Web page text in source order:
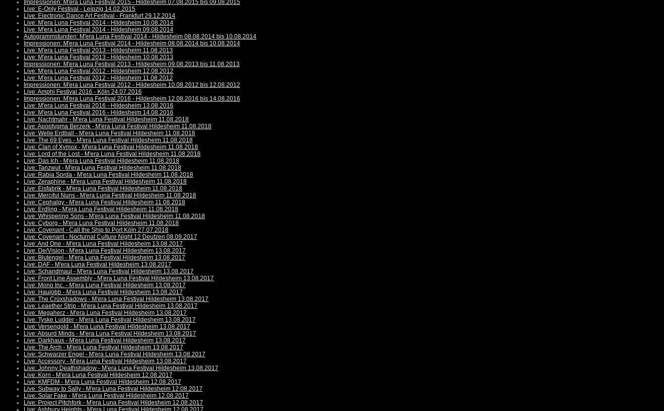
Impressionen: M'era Luna Festival 2015 - Hildesheim 07.08.2015 bis 09.08.2015
Live: E-Only Festival - Leipzig 14.02.2015
Live: Electronic Dance Art Festival - Frankfurt 29.12.2014
Live: M'era Luna Festival 2014 - Hildesheim 10.08.2014
Live: M'era Luna Festival 2014 - Hildesheim 09.08.2014
Autogrammstunden: M'era Luna Festival 2014 - Hildesheim 08.08.2014 bis 10.08.2014
Impressionen: M'era Luna Festival 2014 - Hildesheim 08.08.2014 bis 10.08.2014
Live: M'era Luna Festival 2013 - Hildesheim 11.08.2013
Live: M'era Luna Festival 2013 - Hildesheim 10.08.2013
Impressionen: M'era Luna Festival 2013 - Hildesheim 09.08.2013 bis 11.08.2013
Live: M'era Luna Festival 2012 - Hildesheim 12.08.2012
Live: M'era Luna Festival 2012 - Hildesheim 11.08.2012
Impressionen: M'era Luna Festival 2012 - Hildesheim 10.08.2012 bis 12.08.2012
Live: Amphi Festival 2016 - Köln 24.07.2016
Impressionen: M'era Luna Festival 2016 - Hildesheim 12.08.2016 bis 14.08.2016
Live: M'era Luna Festival 2016 - Hildesheim 13.08.2016
Live: M'era Luna Festival 2016 - Hildesheim 14.08.2016
Live: Nachtmahr - M'era Luna Festival Hildesheim 11.08.2018
Live: Apoptygma Berzerk - M'era Luna Festival Hildesheim 11.08.2018
Live: Welle:Erdball - M'era Luna Festival Hildesheim 11.08.2018
Live: The 69 Eyes - M'era Luna Festival Hildesheim 11.08.2018
Live: Clan of Xymox - M'era Luna Festival Hildesheim 11.08.2018
Live: Lord of the Lost - M'era Luna Festival Hildesheim 11.08.2018
Live: Das Ich - M'era Luna Festival Hildesheim 11.08.2018
Live: Tanzwut - M'era Luna Festival Hildesheim 11.08.2018
Live: Rabia Sorda - M'era Luna Festival Hildesheim 11.08.2018
Live: Zeraphine - M'era Luna Festival Hildesheim 11.08.2018
Live: Eisfabrik - M'era Luna Festival Hildesheim 11.08.2018
Live: Merciful Nuns - M'era Luna Festival Hildesheim 11.08.2018
Live: Cephalgy - M'era Luna Festival Hildesheim 11.08.2018
Live: Erdling - M'era Luna Festival Hildesheim 11.08.2018
Live: Whispering Sons - M'era Luna Festival Hildesheim 11.08.2018
Live: Cyborg - M'era Luna Festival Hildesheim 11.08.2018
Live: Covenant - Call the Ship to Port Köln 27.07.2018
Live: Covenant - Nocturnal Culture Night 12 Deutzen 08.09.2017
Live: And One - M'era Luna Festival Hildesheim 13.08.2017
Live: De/Vision - M'era Luna Festival Hildesheim 13.08.2017
Live: Blutengel - M'era Luna Festival Hildesheim 13.08.2017
Live: DAF - M'era Luna Festival Hildesheim 13.08.2017
Live: Schandmaul - M'era Luna Festival Hildesheim 13.08.2017
Live: Front Line Assembly - M'era Luna Festival Hildesheim 13.08.2017
Live: Mono Inc. - M'era Luna Festival Hildesheim 13.08.2017
Live: Haujobb - M'era Luna Festival Hildesheim 13.08.2017
Live: The Crüxshadows - M'era Luna Festival Hildesheim 13.08.2017
Live: Leaether Strip - M'era Luna Festival Hildesheim 13.08.2017
Live: Megaherz - M'era Luna Festival Hildesheim 13.08.2017
Live: Tyske Ludder - M'era Luna Festival Hildesheim 13.08.2017
Live: Versengold - M'era Luna Festival Hildesheim 13.08.2017
Live: Absurd Minds - M'era Luna Festival Hildesheim 13.08.2017
Live: Darkhaus - M'era Luna Festival Hildesheim 13.08.2017
Live: The Arch - M'era Luna Festival Hildesheim 13.08.2017
Live: Schwarzer Engel - M'era Luna Festival Hildesheim 13.08.2017
Live: Accessory - M'era Luna Festival Hildesheim 13.08.2017
Live: Johnny Deathshadow - M'era Luna Festival Hildesheim 13.08.2017
Live: Korn - M'era Luna Festival Hildesheim 12.08.2017
Live: KMFDM - M'era Luna Festival Hildesheim 12.08.2017
Live: Subway to Sally - M'era Luna Festival Hildesheim 12.08.2017
Live: Solar Fake - M'era Luna Festival Hildesheim 12.08.2017
Live: Project Pitchfork - M'era Luna Festival Hildesheim 12.08.2017